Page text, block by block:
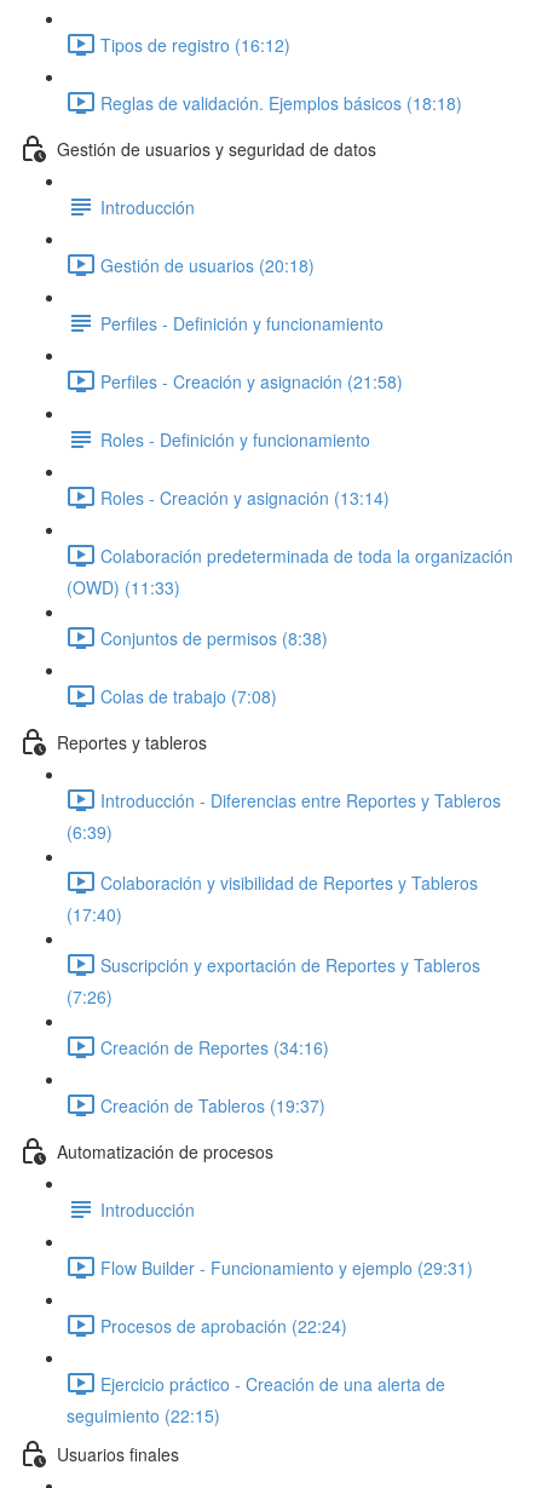
Tipos de registro (16:12)
Reglas de validación. Ejemplos básicos (18:18)
Gestión de usuarios y seguridad de datos
Introducción
Gestión de usuarios (20:18)
Perfiles - Definición y funcionamiento
Perfiles - Creación y asignación (21:58)
Roles - Definición y funcionamiento
Roles - Creación y asignación (13:14)
Colaboración predeterminada de toda la organización
(OWD) (11:33)
Conjuntos de permisos (8:38)
Colas de trabajo (7:08)
Reportes y tableros
Introducción - Diferencias entre Reportes y Tableros
(6:39)
Colaboración y visibilidad de Reportes y Tableros
(17:40)
Suscripción y exportación de Reportes y Tableros
(7:26)
Creación de Reportes (34:16)
Creación de Tableros (19:37)
Automatización de procesos
Introducción
Flow Builder - Funcionamiento y ejemplo (29:31)
Procesos de aprobación (22:24)
Ejercicio práctico - Creación de una alerta de
seguimiento (22:15)
Usuarios finales